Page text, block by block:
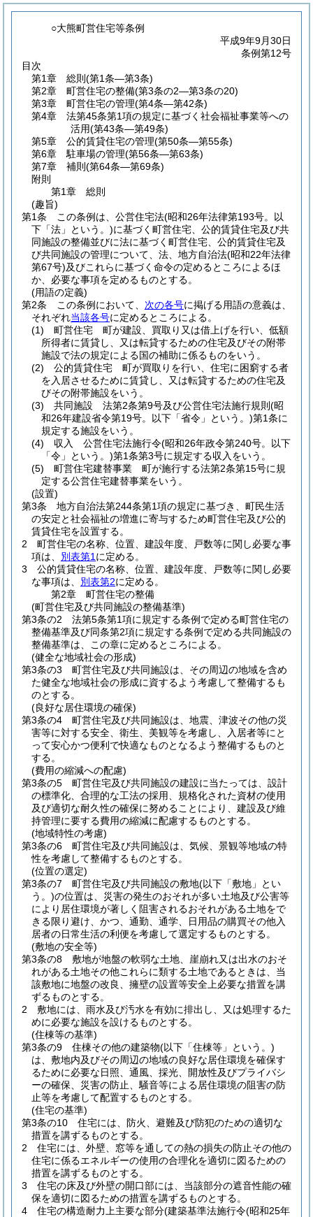
○大熊町営住宅等条例
平成9年9月30日
条例第12号
目次
第1章
総則 (第1条―第3条)
第2章
町営住宅の整備(第3条の2―第3条の20)
第3章
町営住宅の管理(第4条―第42条)
第4章
法第45条第1項の規定に基づく社会福祉事業等への
活用(第43条―第49条)
第5章
公的賃貸住宅の管理(第50条―第55条)
第6章
駐車場の管理(第56条―第63条)
第7章
補則 (第64条―第69条)
附則
第1章
総則
(趣旨)
第1条
この条例は、公営住宅法(昭和26年法律第193号。以
下「法」という。)に基づく町営住宅、公的賃貸住宅及び共
同施設の整備並びに法に基づく町営住宅、公的賃貸住宅及
び共同施設の管理について、法、地方自治法(昭和22年法律
第67号)及びこれらに基づく命令の定めるところによるほ
か、必要な事項を定めるものとする。
(用語の定義)
第2条
この条例において、 次の各号に掲げる用語の意義は、
それぞれ当該各号に定めるところによる。
(1)
町営住宅 町が建設、買取り又は借上げを行い、低額
所得者に賃貸し、又は転貸するための住宅及びその附帯
施設で法の規定による国の補助に係るものをいう。
(2)
公的賃貸住宅 町が買取りを行い、住宅に困窮する者
を入居させるために賃貸し、又は転貸するための住宅及
びその附帯施設をいう。
(3)
共同施設 法第2条第9号及び公営住宅法施行規則 (昭
和26年建設省令第19号。以下「省令」という。)第1条に
規定する施設をいう。
(4)
収入 公営住宅法施行令(昭和26年政令第240号。以下
「令」という。)第1条第3号に規定する収入をいう。
(5)
町営住宅建替事業 町が施行する法第2条第15号に規
定する公営住宅建替事業をいう。
(設置)
第3条
地方自治法第244条第1項の規定に基づき、町民生活
の安定と社会福祉の増進に寄与するため町営住宅及び公的
賃貸住宅を設置する。
2
町営住宅の名称、位置、建設年度、戸数等に関し必要な事
項は、 別表第1 に定める。
3
公的賃貸住宅の名称、位置、建設年度、戸数等に関し必要
な事項は、 別表第2に定める。
第2章
町営住宅の整備
(町営住宅及び共同施設の整備基準)
第3条の2
法第5条第1項に規定する条例で定める町営住宅の
整備基準及び同条第2項に規定する条例で定める共同施設の
整備基準は、この章に定めるところによる。
(健全な地域社会の形成)
第3条の3
町営住宅及び共同施設は、その周辺の地域を含め
た健全な地域社会の形成に資するよう考慮して整備するも
のとする。
(良好な居住環境の確保)
第3条の4
町営住宅及び共同施設は、地震、津波その他の災
害等に対する安全、衛生、美観等を考慮し、入居者等にと
って安心かつ便利で快適なものとなるよう整備するものと
する。
(費用の縮減への配慮)
第3条の5
町営住宅及び共同施設の建設に当たっては、設計
の標準化、合理的な工法の採用、規格化された資材の使用
及び適切な耐久性の確保に努めることにより、建設及び維
持管理に要する費用の縮減に配慮するものとする。
(地域特性の考慮)
第3条の6
町営住宅及び共同施設は、気候、景観等地域の特
性を考慮して整備するものとする。
(位置の選定)
第3条の7
町営住宅及び共同施設の敷地(以下「敷地」とい
う。)の位置は、災害の発生のおそれが多い土地及び公害等
により居住環境が著しく阻害されるおそれがある土地をで
きる限り避け、かつ、通勤、通学、日用品の購買その他入
居者の日常生活の利便を考慮して選定するものとする。
(敷地の安全等)
第3条の8
敷地が地盤の軟弱な土地、崖崩れ又は出水のおそ
れがある土地その他これらに類する土地であるときは、当
該敷地に地盤の改良、擁壁の設置等安全上必要な措置を講
ずるものとする。
2
敷地には、雨水及び汚水を有効に排出し、又は処理するた
めに必要な施設を設けるものとする。
(住棟等の基準)
第3条の9
住棟その他の建築物(以下「住棟等」という。)
は、敷地内及びその周辺の地域の良好な居住環境を確保す
るために必要な日照、通風、採光、開放性及びプライバシ
ーの確保、災害の防止、騒音等による居住環境の阻害の防
止等を考慮して配置するものとする。
(住宅の基準)
第3条の10
住宅には、防火、避難及び防犯のための適切な
措置を講ずるものとする。
2
住宅には、外壁、窓等を通しての熱の損失の防止その他の
住宅に係るエネルギーの使用の合理化を適切に図るための
措置を講ずるものとする。
3
住宅の床及び外壁の開口部には、当該部分の遮音性能の確
保を適切に図るための措置を講ずるものとする。
4
住宅の構造耐力上主要な部分(建築基準法施行令(昭和25年